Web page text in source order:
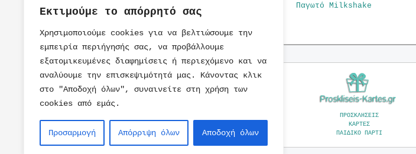
Εκτιμούμε το απόρρητό σας
Χρησιμοποιούμε cookies για να βελτιώσουμε την
εμπειρία περιήγησής σας, να προβάλλουμε
εξατομικευμένες διαφημίσεις ή περιεχόμενο και να
αναλύουμε την επισκεψιμότητά μας. Κάνοντας κλικ
στο "Αποδοχή όλων", συναινείτε στη χρήση των
cookies από εμάς.
Προσαρμογή Απόρριψη όλων Αποδοχή όλων
Επιτραπέζιο
Παιδικό Παιχνίδι
Pizza
Πάρτι Γενεθλίων,
Μολύβι
Παγωτό Milkshake
ΠΡΟΣΚΛΗΣΕΙΣ
ΠΑΙΧΝΙΔΙΑ
ΠΡΟΣΚΛΗΣΕΙΣ
ΚΑΡΤΕΣ
ΠΑΙΔΙΚΟ ΠΑΡΤΙ